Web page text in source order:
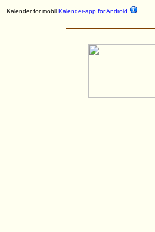
Kalender for mobil Kalender-app for Android